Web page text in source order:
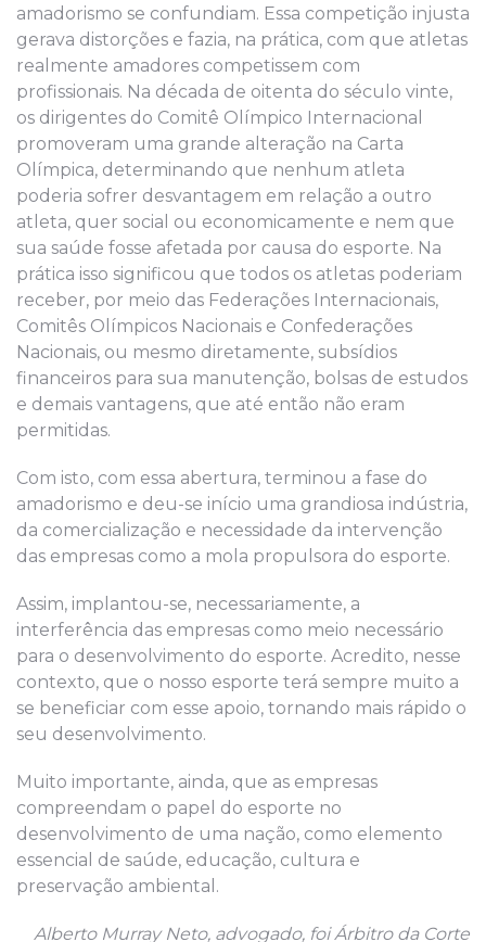
amadorismo se confundiam. Essa competição injusta
gerava distorções e fazia, na prática, com que atletas
realmente amadores competissem com
profissionais. Na década de oitenta do século vinte,
os dirigentes do Comitê Olímpico Internacional
promoveram uma grande alteração na Carta
Olímpica, determinando que nenhum atleta
poderia sofrer desvantagem em relação a outro
atleta, quer social ou economicamente e nem que
sua saúde fosse afetada por causa do esporte. Na
prática isso significou que todos os atletas poderiam
receber, por meio das Federações Internacionais,
Comitês Olímpicos Nacionais e Confederações
Nacionais, ou mesmo diretamente, subsídios
financeiros para sua manutenção, bolsas de estudos
e demais vantagens, que até então não eram
permitidas.
Com isto, com essa abertura, terminou a fase do
amadorismo e deu-se início uma grandiosa indústria,
da comercialização e necessidade da intervenção
das empresas como a mola propulsora do esporte.
Assim, implantou-se, necessariamente, a
interferência das empresas como meio necessário
para o desenvolvimento do esporte. Acredito, nesse
contexto, que o nosso esporte terá sempre muito a
se beneficiar com esse apoio, tornando mais rápido o
seu desenvolvimento.
Muito importante, ainda, que as empresas
compreendam o papel do esporte no
desenvolvimento de uma nação, como elemento
essencial de saúde, educação, cultura e
preservação ambiental.
Alberto Murray Neto, advogado, foi Árbitro da Corte